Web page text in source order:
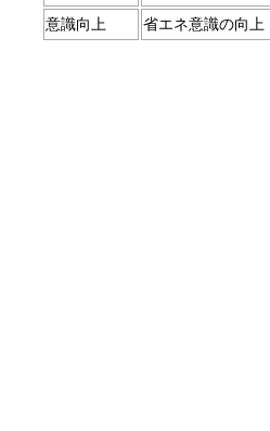
意識向上 省エネ意識の向上